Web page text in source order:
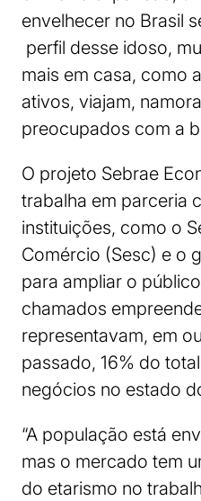
envelhecer no Brasil
perfil desse idoso,
mais em casa, como
ativos, viajam,
preocupados com a
O projeto Sebrae
trabalha em parceria
instituições, como o
Comércio (Sesc) e o
para ampliar o
chamados
representavam, em
passado, 16% do
negócios no estado
“A população está
mas o mercado tem
do etarismo no